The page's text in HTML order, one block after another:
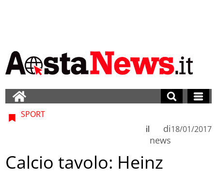
SPORT
di
news
il 18/01/2017
Calcio tavolo: Heinz